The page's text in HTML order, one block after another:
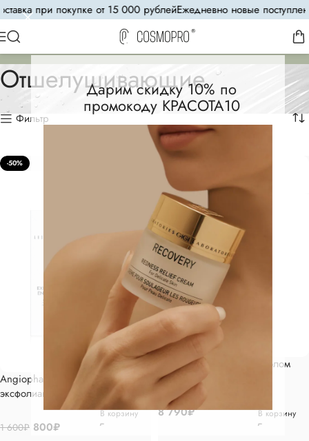
Дарим скидку 10% по
промокоду КРАСОТА10
при покупке от 15 000 рублейЕжедневно новые поступления
Отшелушивающие
Фильтр
-50%
Angiopharm Энзимный гель-
эксфолиант, 75мл
1 600₽ 800₽
В корзину
RejudiCare Гель с ретинолом
30мл
8 790₽ В корзину